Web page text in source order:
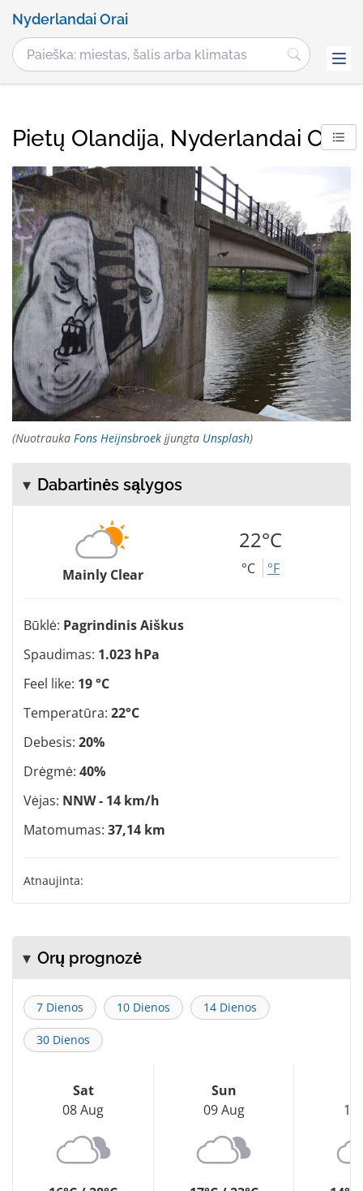
Nyderlandai Orai
Pietų Olandija, Nyderlandai Orai
(Nuotrauka Fons Heijnsbroek įjungta Unsplash)
Dabartinės sąlygos
Mainly Clear
22°C
°C °F
Būklė: Pagrindinis Aiškus
Spaudimas: 1.023 hPa
Feel like: 19 °C
Temperatūra: 22°C
Debesis: 20%
Drėgmė: 40%
Vėjas: NNW - 14 km/h
Matomumas: 37,14 km
Atnaujinta:
Orų prognozė
7 Dienos 10 Dienos 14 Dienos
30 Dienos
Sat
08 Aug
Sun
09 Aug
10